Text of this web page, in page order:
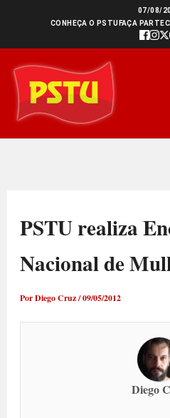
conteúdo
07/08/
CONHEÇA O PSTU FAÇA PARTE
PSTU realiza
Nacional de
PorDiego Cruz/09/05/2012
Diego